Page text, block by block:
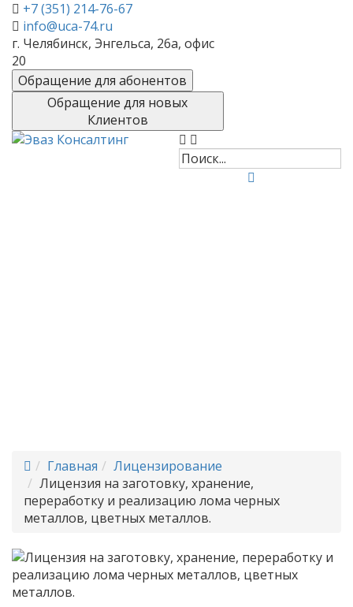
+7 (351) 214-76-67
info@uca-74.ru
г. Челябинск, Энгельса, 26а, офис
20
Обращение для абонентов
Обращение для новых
Клиентов
Главная
Лицензирование
Лицензия на заготовку, хранение,
переработку и реализацию лома черных
металлов, цветных металлов.